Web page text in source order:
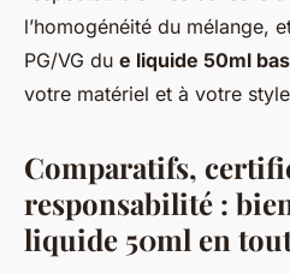
l’homogénéité du mélange,
PG/VG du e liquide 50ml
votre matériel et à votre
Comparatifs,
responsabilité :
liquide 50ml en